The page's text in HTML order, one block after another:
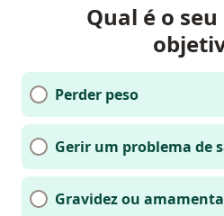
Qual é o
Perder peso
Gerir um problema de
Gravidez ou